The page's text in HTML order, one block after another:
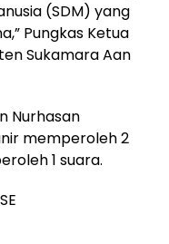
(SDM) yang
Pungkas Ketua
Sukamara Aan
Nurhasan
memperoleh 2
1 suara.